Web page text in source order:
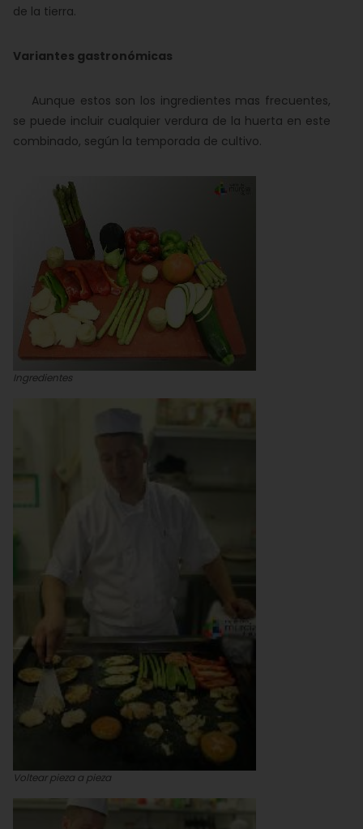
de la tierra.
Variantes gastronómicas
Aunque estos son los ingredientes mas frecuentes,
se puede incluir cualquier verdura de la huerta en este
combinado, según la temporada de cultivo.
Ingredientes
Voltear pieza a pieza